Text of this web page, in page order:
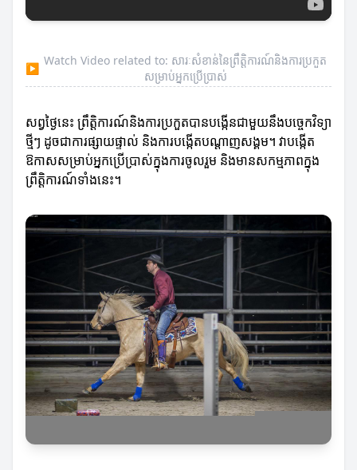
▶
Watch Video related to: សារៈសំខាន់នៃព្រឹត្តិការណ៍និងការប្រកួត
សម្រាប់អ្នកប្រើប្រាស់
សព្វថ្ងៃនេះ ព្រឹត្តិការណ៍និងការប្រកួតបានបង្កើនជាមួយនឹងបច្ចេកវិទ្យា
ថ្មីៗ ដូចជាការផ្សាយផ្ទាល់ និងការបង្កើតបណ្តាញសង្គម។ វាបង្កើត
ឱកាសសម្រាប់អ្នកប្រើប្រាស់ក្នុងការចូលរួម និងមានសកម្មភាពក្នុង
ព្រឹត្តិការណ៍ទាំងនេះ។